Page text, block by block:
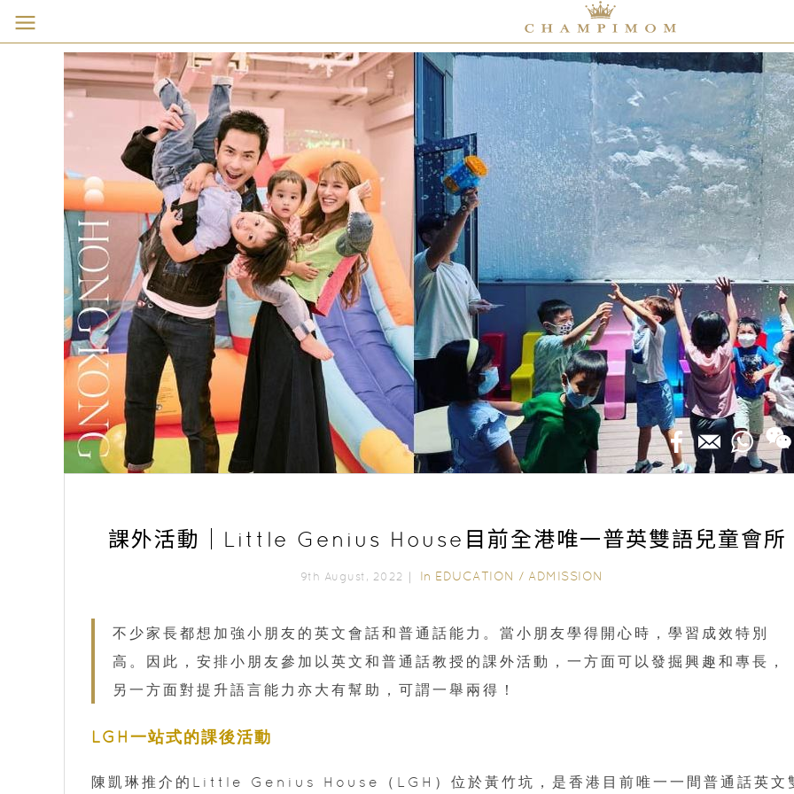
課外活動｜Little Genius House目前全港唯一普英雙語兒童會所
9th August, 2022｜ In EDUCATION / ADMISSION
不少家長都想加強小朋友的英文會話和普通話能力。當小朋友學得開心時，學習成效特別
高。因此，安排小朋友參加以英文和普通話教授的課外活動，一方面可以發掘興趣和專長，
另一方面對提升語言能力亦大有幫助，可謂一舉兩得！
LGH一站式的課後活動
陳凱琳推介的Little Genius House（LGH）位於黃竹坑，是香港目前唯一一間普通話英文